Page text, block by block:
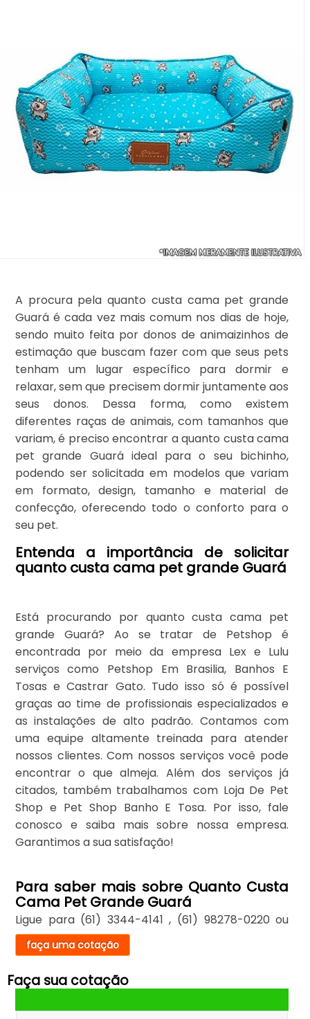
A procura pela quanto custa cama pet grande
Guará é cada vez mais comum nos dias de hoje,
sendo muito feita por donos de animaizinhos de
estimação que buscam fazer com que seus pets
tenham um lugar específico para dormir e
relaxar, sem que precisem dormir juntamente aos
seus donos. Dessa forma, como existem
diferentes raças de animais, com tamanhos que
variam, é preciso encontrar a quanto custa cama
pet grande Guará ideal para o seu bichinho,
podendo ser solicitada em modelos que variam
em formato, design, tamanho e material de
confecção, oferecendo todo o conforto para o
seu pet.
Entenda a importância de solicitar
quanto custa cama pet grande Guará
Está procurando por quanto custa cama pet
grande Guará? Ao se tratar de Petshop é
encontrada por meio da empresa Lex e Lulu
serviços como Petshop Em Brasilia, Banhos E
Tosas e Castrar Gato. Tudo isso só é possível
graças ao time de profissionais especializados e
as instalações de alto padrão. Contamos com
uma equipe altamente treinada para atender
nossos clientes. Com nossos serviços você pode
encontrar o que almeja. Além dos serviços já
citados, também trabalhamos com Loja De Pet
Shop e Pet Shop Banho E Tosa. Por isso, fale
conosco e saiba mais sobre nossa empresa.
Garantimos a sua satisfação!
Para saber mais sobre Quanto Custa
Cama Pet Grande Guará
Ligue para (61) 3344-4141 , (61) 98278-0220 ou
faça uma cotação
Faça sua cotação